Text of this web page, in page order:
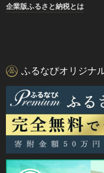
企業版ふるさと納税とは
ふるなびオリジナ